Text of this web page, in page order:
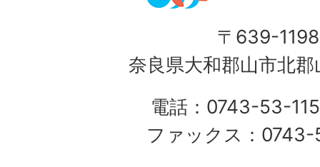
〒639-1198
奈良県大和郡山市北
電話：0743-53-
ファックス：